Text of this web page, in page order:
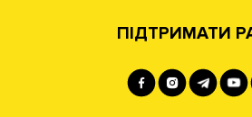
ПІДТРИМАТИ